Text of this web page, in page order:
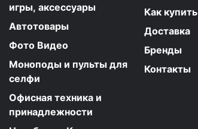
игры, аксессуары
Автотовары
Фото Видео
Моноподы и пульты для
селфи
Офисная техника и
принадлежности
Как купить
Доставка
Бренды
Контакты